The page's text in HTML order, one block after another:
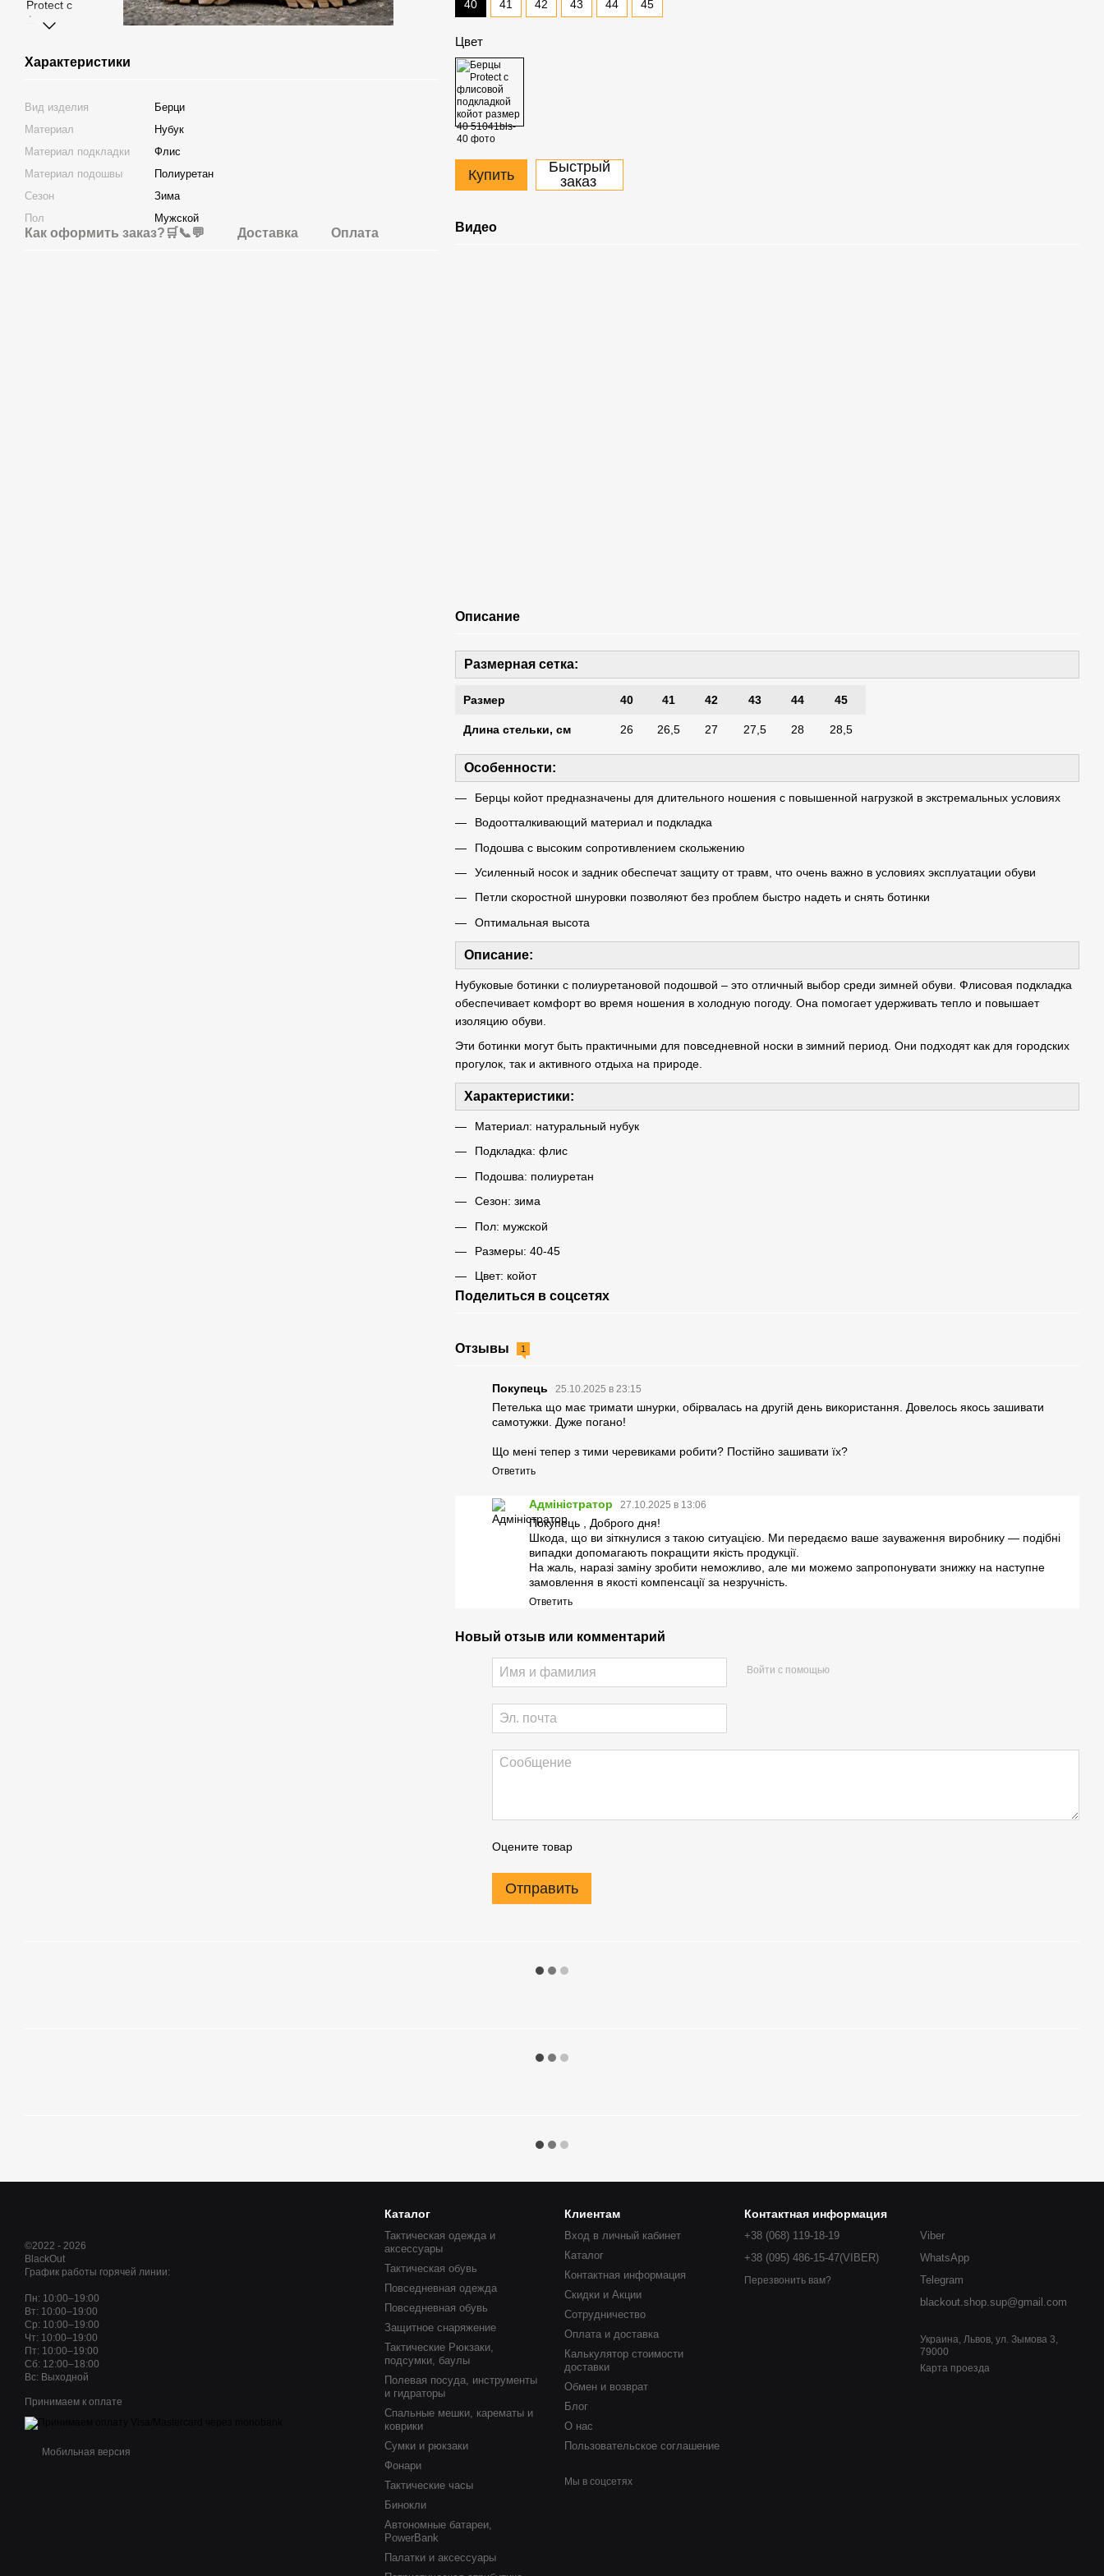
Характеристики
Вид изделия
Берци
Материал
Нубук
Материал подкладки
Флис
Материал подошвы
Полиуретан
Сезон
Зима
Пол
Мужской
Как оформить заказ?🛒📞💬 Доставка Оплата
40 41 42 43 44 45
Цвет
Купить
Быстрый
заказ
Видео
Описание
Размерная сетка:
Размер 40 41 42 43 44 45
Длина стельки, см 26 26,5 27 27,5 28 28,5
Особенности:
Берцы койот предназначены для длительного ношения с повышенной нагрузкой в экстремальных условиях
Водоотталкивающий материал и подкладка
Подошва с высоким сопротивлением скольжению
Усиленный носок и задник обеспечат защиту от травм, что очень важно в условиях эксплуатации обуви
Петли скоростной шнуровки позволяют без проблем быстро надеть и снять ботинки
Оптимальная высота
Описание:
Нубуковые ботинки с полиуретановой подошвой – это отличный выбор среди зимней обуви. Флисовая подкладка
обеспечивает комфорт во время ношения в холодную погоду. Она помогает удерживать тепло и повышает
изоляцию обуви.
Эти ботинки могут быть практичными для повседневной носки в зимний период. Они подходят как для городских
прогулок, так и активного отдыха на природе.
Характеристики:
Материал: натуральный нубук
Подкладка: флис
Подошва: полиуретан
Сезон: зима
Пол: мужской
Размеры: 40-45
Цвет: койот
Поделиться в соцсетях
Отзывы 1
Покупець 25.10.2025 в 23:15
Петелька що має тримати шнурки, обірвалась на другій день використання. Довелось якось зашивати
самотужки. Дуже погано!
Що мені тепер з тими черевиками робити? Постійно зашивати їх?
Ответить
Адміністратор 27.10.2025 в 13:06
Покупець , Доброго дня!
Шкода, що ви зіткнулися з такою ситуацією. Ми передаємо ваше зауваження виробнику — подібні
випадки допомагають покращити якість продукції.
На жаль, наразі заміну зробити неможливо, але ми можемо запропонувати знижку на наступне
замовлення в якості компенсації за незручність.
Ответить
Новый отзыв или комментарий
Войти с помощью
Оцените товар
Отправить
©2022 - 2026
BlackOut
График работы горячей линии:
Пн: 10:00–19:00
Вт: 10:00–19:00
Ср: 10:00–19:00
Чт: 10:00–19:00
Пт: 10:00–19:00
Сб: 12:00–18:00
Вс: Выходной
Принимаем к оплате
Мобильная версия
Каталог
Тактическая одежда и
аксессуары
Тактическая обувь
Повседневная одежда
Повседневная обувь
Защитное снаряжение
Тактические Рюкзаки,
подсумки, баулы
Полевая посуда, инструменты
и гидраторы
Спальные мешки, карематы и
коврики
Сумки и рюкзаки
Фонари
Тактические часы
Бинокли
Автономные батареи,
PowerBank
Палатки и аксессуары
Клиентам
Вход в личный кабинет
Каталог
Контактная информация
Скидки и Акции
Сотрудничество
Оплата и доставка
Калькулятор стоимости
доставки
Обмен и возврат
Блог
О нас
Пользовательское соглашение
Мы в соцсетях
Контактная информация
+38 (068) 119-18-19
+38 (095) 486-15-47(VIBER)
Перезвонить вам?
Viber
WhatsApp
Telegram
blackout.shop.sup@gmail.com
Украина, Львов, ул. Зымова 3,
79000
Карта проезда